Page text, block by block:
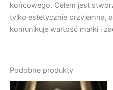
końcowego. Celem jest
tylko estetycznie przyjemna,
komunikuje wartość marki i
Podobne produkty